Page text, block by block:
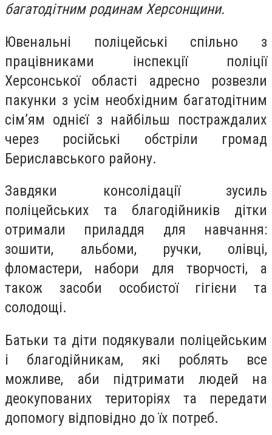
багатодітним родинам Херсонщини.
Ювенальні поліцейські спільно з
працівниками інспекції поліції
Херсонської області адресно розвезли
пакунки з усім необхідним багатодітним
сім’ям однієї з найбільш постраждалих
через російські обстріли громад
Бериславського району.
Завдяки консолідації зусиль
поліцейських та благодійників дітки
отримали приладдя для навчання:
зошити, альбоми, ручки, олівці,
фломастери, набори для творчості, а
також засоби особистої гігієни та
солодощі.
Батьки та діти подякували поліцейським
і благодійникам, які роблять все
можливе, аби підтримати людей на
деокупованих територіях та передати
допомогу відповідно до їх потреб.